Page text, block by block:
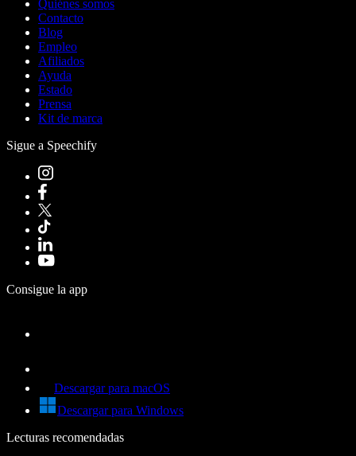
Quiénes somos
Contacto
Blog
Empleo
Afiliados
Ayuda
Estado
Prensa
Kit de marca
Sigue a Speechify
Consigue la app
Descargar para macOS
Descargar para Windows
Lecturas recomendadas